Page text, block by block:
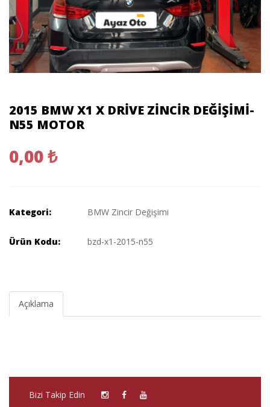
2015 BMW X1 X DRIVE ZINCIR DEĞIŞIMI-
N55 MOTOR
0,00 ₺
Kategori: BMW Zincir Değişimi
Ürün Kodu: bzd-x1-2015-n55
Açıklama
Bizi Takip Edin